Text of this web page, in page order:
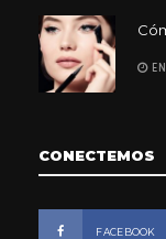
CONECTEMOS
FACEBOOK